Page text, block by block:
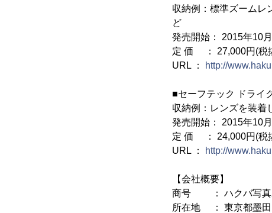
収納例：標準ズームレ
ど
発売開始： 2015年10
定 価 ： 27,000円(税
URL ：
http://
■セーフテック ドライ
収納例：レンズを装着
発売開始： 2015年10
定 価 ： 24,000円(税
URL ：
http://
【会社概要】
商号 ： ハクバ写真
所在地 ： 東京都墨田